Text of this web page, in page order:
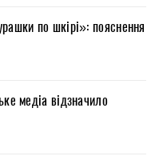
по шкірі»: пояснення
медіа відзначило